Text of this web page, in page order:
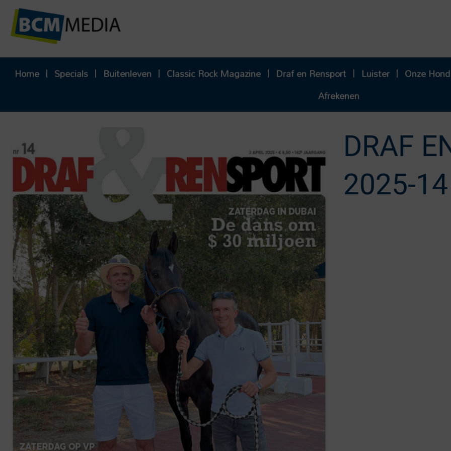
naar
Home Specials Buitenleven Classic Rock Magazine Draf en Rensport Luister Onze Hond
Afrekenen
DRAF
2025-14